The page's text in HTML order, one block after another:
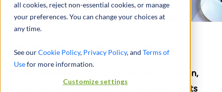
all cookies, reject non-essential cookies, or manage
your preferences. You can change your choices at
any time.
See ourCookie Policy, Privacy Policy, and Terms of
Usefor more information.
Customize settings
Patentverletzungen
Zeugenaussagen in Hunderten von Prozessen,
Analysen von Tausenden von Patenten: Stouts